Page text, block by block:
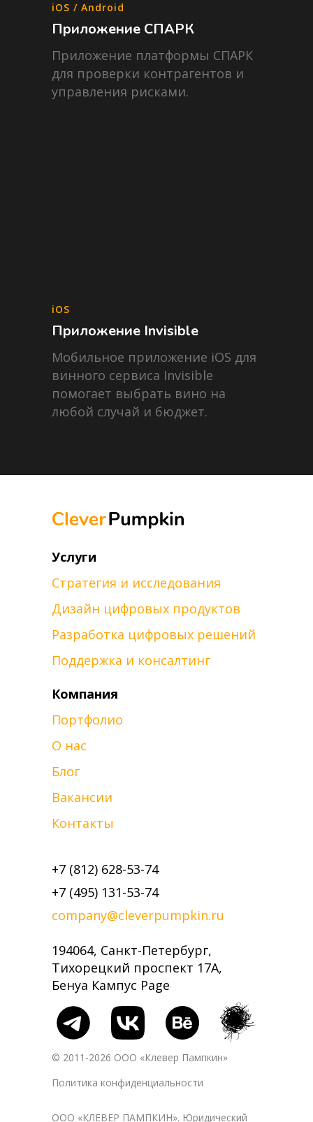
iOS / Android
Приложение СПАРК
Приложение платформы СПАРК
для проверки контрагентов и
управления рисками.
iOS
Приложение Invisible
Мобильное приложение iOS для
винного сервиса Invisible
помогает выбрать вино на
любой случай и бюджет.
company@cleverpumpkin.ru
194064, Санкт-Петербург,
Тихорецкий проспект 17А,
Бенуа Кампус Page
© 2011-2026 ООО «Клевер Пампкин»
Услуги
Дизайн цифровых продуктов
Стратегия и исследования
ООО «КЛЕВЕР ПАМПКИН». Юридический
Политика конфиденциальности
Поддержка и консалтинг
Разработка цифровых решений
Компания
Портфолио
О нас
Блог
Вакансии
Контакты
+7 (812) 628-53-74
+7 (495) 131-53-74